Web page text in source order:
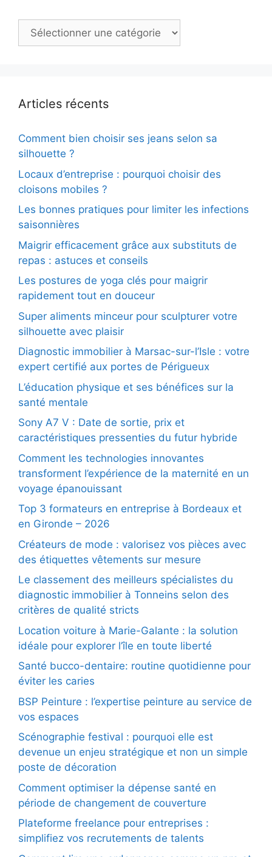
Catégories
Articles récents
Comment bien choisir ses jeans selon sa
silhouette ?
Locaux d’entreprise : pourquoi choisir des
cloisons mobiles ?
Les bonnes pratiques pour limiter les infections
saisonnières
Maigrir efficacement grâce aux substituts de
repas : astuces et conseils
Les postures de yoga clés pour maigrir
rapidement tout en douceur
Super aliments minceur pour sculpturer votre
silhouette avec plaisir
Diagnostic immobilier à Marsac-sur-l’Isle : votre
expert certifié aux portes de Périgueux
L’éducation physique et ses bénéfices sur la
santé mentale
Sony A7 V : Date de sortie, prix et
caractéristiques pressenties du futur hybride
Comment les technologies innovantes
transforment l’expérience de la maternité en un
voyage épanouissant
Top 3 formateurs en entreprise à Bordeaux et
en Gironde – 2026
Créateurs de mode : valorisez vos pièces avec
des étiquettes vêtements sur mesure
Le classement des meilleurs spécialistes du
diagnostic immobilier à Tonneins selon des
critères de qualité stricts
Location voiture à Marie-Galante : la solution
idéale pour explorer l’île en toute liberté
Santé bucco-dentaire: routine quotidienne pour
éviter les caries
BSP Peinture : l’expertise peinture au service de
vos espaces
Scénographie festival : pourquoi elle est
devenue un enjeu stratégique et non un simple
poste de décoration
Comment optimiser la dépense santé en
période de changement de couverture
Plateforme freelance pour entreprises :
simplifiez vos recrutements de talents